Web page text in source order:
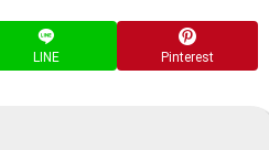
LINE Pinterest